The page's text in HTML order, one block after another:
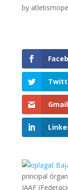
by
Gmail
principal
IAAF